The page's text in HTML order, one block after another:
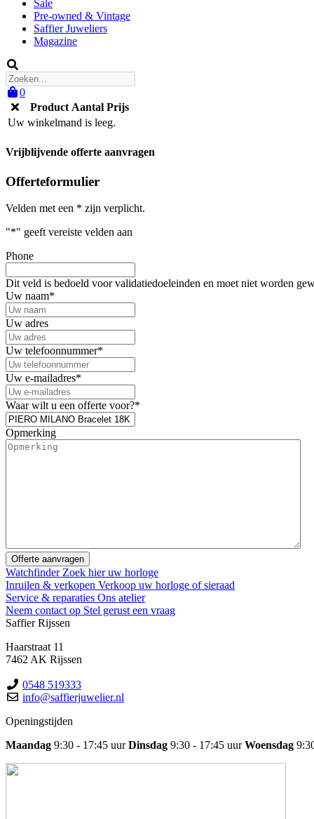
Sale
Pre-owned & Vintage
Saffier Juweliers
Magazine
0
Product Aantal Prijs
Uw winkelmand is leeg.
Vrijblijvende offerte aanvragen
Offerteformulier
Velden met een * zijn verplicht.
"*" geeft vereiste velden aan
Phone
Dit veld is bedoeld voor validatiedoeleinden en moet niet worden
Uw naam*
Uw adres
Uw telefoonnummer*
Uw e-mailadres*
Waar wilt u een offerte voor?*
Opmerking
Watchfinder Zoek hier uw horloge
Inruilen & verkopen Verkoop uw horloge of sieraad
Service & reparaties Ons atelier
Neem contact op Stel gerust een vraag
Saffier Rijssen
Haarstraat 11
7462 AK Rijssen
0548 519333
info@saffierjuwelier.nl
Openingstijden
Maandag 9:30 - 17:45 uur Dinsdag 9:30 - 17:45 uur Woensdag